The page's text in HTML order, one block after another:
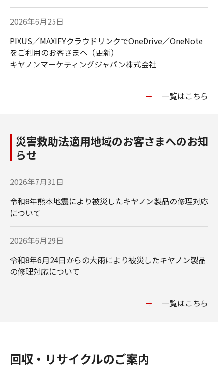
パーソナル向けスキ
ドキュメントスキャ
ナー（ScanFront）
電卓／ポインター／
クリッカー
電子辞書
デバイス
2026年6月25日
PIXUS／MAXIFYクラウドリンクでOneDrive／OneNote
をご利用のお客さまへ（更新）
キヤノンマーケティングジャパン株式会社
⼀覧はこちら
災害救助法適用地域のお客さまへのお知
らせ
2026年7月31日
令和8年熊本地震により被災したキヤノン製品の修理対応
について
2026年6月29日
令和8年6月24日からの大雨により被災したキヤノン製品
の修理対応について
一覧はこちら
回収・リサイクルのご案内